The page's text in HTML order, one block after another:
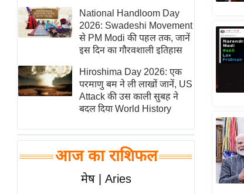
मिसाल बेमिसाल
शख्सियत
यंग इंडिया
साहित्य जगत
ऑटो वर्ल्ड
न्यूज ब्रीफ
बॉलीवुड
हॉलीवुड
फिल्म समीक्षा
National Handloom Day
2026: Swadeshi Movement
से PM Modi की पहल तक, जानें
इस दिन का गौरवशाली इतिहास
Hiroshima Day 2026: एक
परमाणु बम ने ली लाखों जानें, US
Attack की उस काली सुबह ने
बदल दिया World History
आज का राशिफल
मेष | Aries